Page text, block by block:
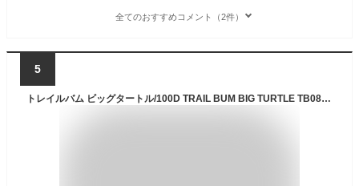
全てのおすすめコメント（2件）
5
トレイルバム ビッグタートル/100D TRAIL BUM BIG TURTLE TB080038 ザック バックパック リュック 軽量 19L 登山 ハイキング UL キャンプ アウトドア フェス 【正規品】